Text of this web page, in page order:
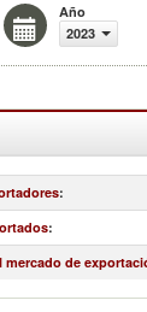
Año
2023
:
:
mercado de